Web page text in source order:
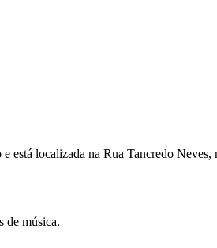
localizada na Rua Tancredo
de música.